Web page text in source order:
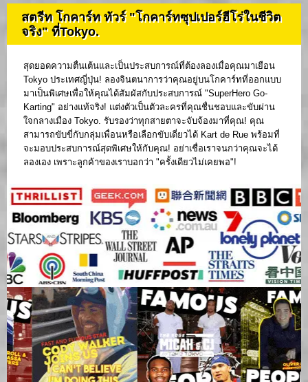
สตรีท โกคาร์ท ทัวร์ "โกคาร์ทซุปเปอร์ฮีโร่ในชีวิต
จริง" ที่Tokyo.
สุดยอดความตื่นเต้นและเป็นประสบการณ์ที่ต้องลองเมื่อคุณมาเยือน
Tokyo ประเทศญี่ปุ่น! ลองจินตนาการว่าคุณอยู่บนโกคาร์ทที่ออกแบบ
มาเป็นพิเศษเพื่อให้คุณได้สัมผัสกับประสบการณ์ "SuperHero Go-
Karting" อย่างแท้จริง! แต่งตัวเป็นตัวละครที่คุณชื่นชอบและขับผ่าน
ใจกลางเมือง Tokyo. รับรองว่าทุกสายตาจะจับจ้องมาที่คุณ! คุณ
สามารถขับขี่กับกลุ่มเพื่อนหรือเลือกขับเดี่ยวได้ Kart de Rue พร้อมที่
จะมอบประสบการณ์สุดพิเศษให้กับคุณ! อย่าเชื่อเราจนกว่าคุณจะได้
ลองเอง เพราะลูกค้าของเราบอกว่า "ครั้งเดียวไม่เคยพอ"!